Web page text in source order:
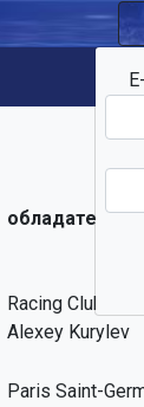
обладатель
Racing Club de
Alexey Kurylev
Paris Saint-